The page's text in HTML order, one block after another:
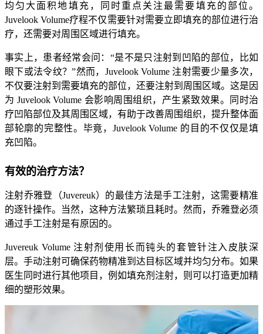
均匀大面积地填充，同时重点关注最需要填充的部位。
Juvelook Volume疗程不仅需要针对需要立即填充的部位进行治
疗，还需要对周围区域进行填充。
事实上，患者经常会问：“是不是只注射到凹陷的部位，比如
眼下或法令纹？”然而，Juvelook Volume 注射需要少量多次，
不仅要注射到需要填充的部位，还要注射到周围区域。这是因
为 Juvelook Volume 会影响周围组织，产生紧致效果。同时治
疗凹陷部位及其周围区域，有助于改善周围组织，提升整体面
部轮廓的完整性。毕竟，Juvelook Volume 的目的不仅仅是填
充凹陷。
有效的治疗方法？
注射乔雅登（Juvereuk）的最佳方法是手工注射，这需要精准
的逐针操作。当然，这种方法繁琐且耗时。然而，乔雅登必须
通过手工注射是有原因的。
Juvereuk Volume 注射剂使用长而钝头的套管针注入皮肤深
层。手动注射可确保药物精准到达目标区域并均匀分布。如果
医生同时进行其他项目，例如填充剂注射，则可以打造更加精
细的塑形效果。